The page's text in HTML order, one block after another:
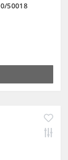
50018